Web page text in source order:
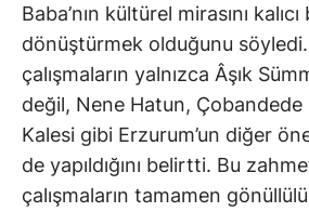
Baba’nın kültürel mirasını
dönüştürmek olduğunu
çalışmaların yalnızca Âşık
değil, Nene Hatun, Çobandede
Kalesi gibi Erzurum’un diğer
de yapıldığını belirtti. Bu
çalışmaların tamamen